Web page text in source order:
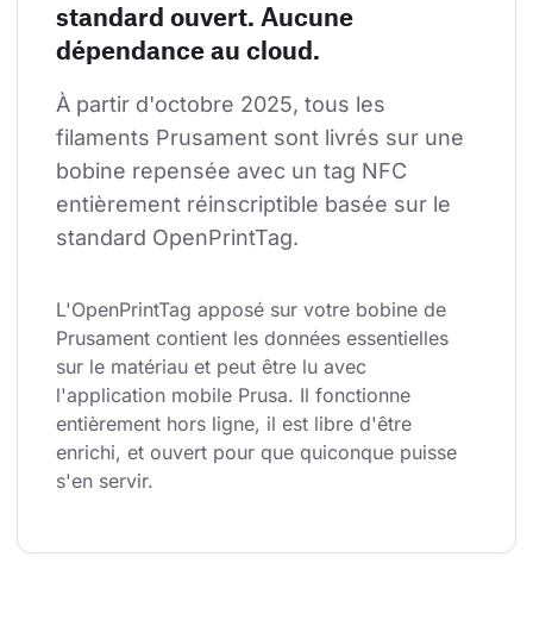
standard ouvert. Aucune
dépendance au cloud.
À partir d'octobre 2025, tous les
filaments Prusament sont livrés sur une
bobine repensée avec un tag NFC
entièrement réinscriptible basée sur le
standard OpenPrintTag.
L'OpenPrintTag apposé sur votre bobine de
Prusament contient les données essentielles
sur le matériau et peut être lu avec
l'application mobile Prusa. Il fonctionne
entièrement hors ligne, il est libre d'être
enrichi, et ouvert pour que quiconque puisse
s'en servir.